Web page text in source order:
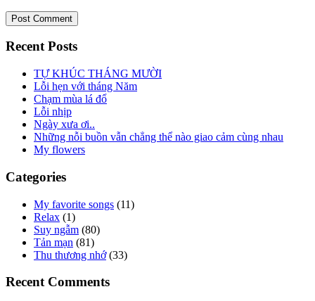
Recent Posts
TỰ KHÚC THÁNG MƯỜI
Lỗi hẹn với tháng Năm
Chạm mùa lá đổ
Lỗi nhịp
Ngày xưa ơi..
Những nỗi buồn vẫn chẳng thể nào giao cảm cùng nhau
My flowers
Categories
My favorite songs (11)
Relax (1)
Suy ngẫm (80)
Tản mạn (81)
Thu thương nhớ(33)
Recent Comments